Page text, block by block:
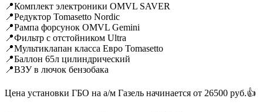
📍Комплект электроники OMVL SAVER
📍Редуктор Tomasetto Nordic
📍Рампа форсунок OMVL Gemini
📍Фильтр с отстойником Ultra
📍Мультиклапан класса Евро Tomasetto
📍Баллон 65л цилиндрический
📍ВЗУ в лючок бензобака
Цена установки ГБО на а/м Газель начинается от 26500 руб.👍